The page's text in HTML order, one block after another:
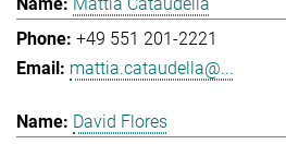
+49 551 201-2221
mattia.cataudella@...
David Flores